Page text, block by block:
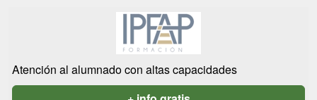
Atención al alumnado con altas capacidades